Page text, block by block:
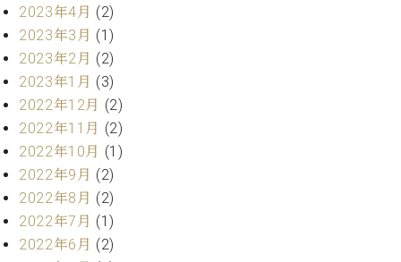
W.
ホ
フ
マ
ン
ト
ラ
デ
ィ
シ
ョ
ン
・
技
営
業
セ
タ
ー
ス
タ
ッ
2023年4月 (2)
2023年3月 (1)
2023年2月 (2)
2023年1月 (3)
2022年12月 (2)
2022年11月 (2)
2022年10月 (1)
2022年9月 (2)
2022年8月 (2)
2022年7月 (1)
2022年6月 (2)